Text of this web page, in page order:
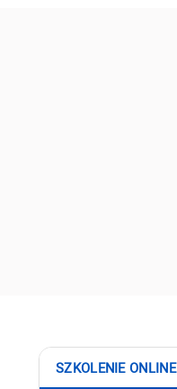
SZKOLENIE ONLINE